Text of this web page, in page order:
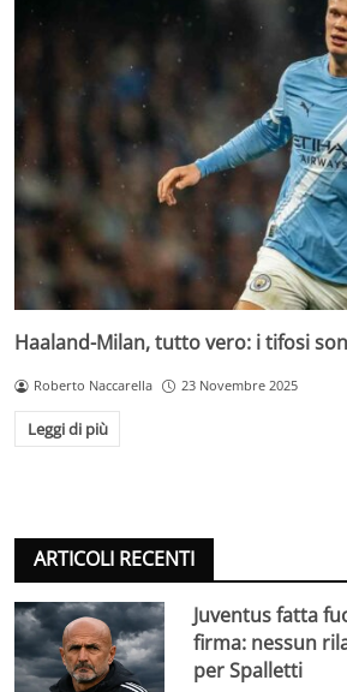
Haaland-Milan, tutto vero: i tifosi
Roberto Naccarella 23 Novembre 2025
Leggi di più
ARTICOLI RECENTI
Juventus fatta
firma: nessun
per Spalletti